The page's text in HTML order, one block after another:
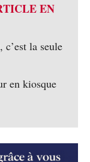
EN
c’est la seule
en kiosque